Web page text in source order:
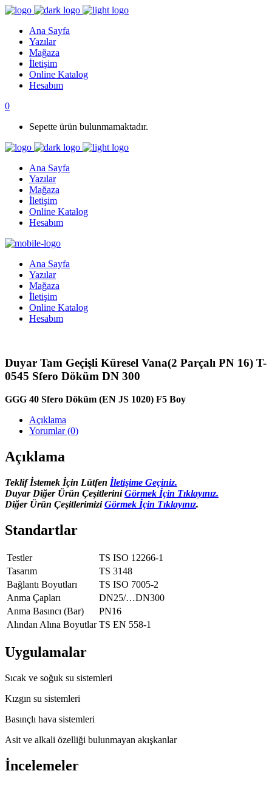
Ana Sayfa
Yazılar
Mağaza
İletişim
Online Katalog
Hesabım
0
Sepette ürün bulunmamaktadır.
Ana Sayfa
Yazılar
Mağaza
İletişim
Online Katalog
Hesabım
Ana Sayfa
Yazılar
Mağaza
İletişim
Online Katalog
Hesabım
Duyar Tam Geçişli Küresel Vana(2 Parçalı PN 16) T-
0545 Sfero Döküm DN 300
GGG 40 Sfero Döküm (EN JS 1020) F5 Boy
Açıklama
Yorumlar (0)
Açıklama
Teklif İstemek İçin Lütfen İletişime Geçiniz.
Duyar Diğer Ürün ÇeşitleriniGörmek İçin Tıklayınız.
Diğer Ürün ÇeşitlerimiziGörmek İçin Tıklayınız.
Standartlar
Testler
TS ISO 12266-1
Tasarım
TS 3148
Bağlantı Boyutları
TS ISO 7005-2
Anma Çapları
DN25/…DN300
Anma Basıncı (Bar)
PN16
Alından Alına Boyutlar TS EN 558-1
Uygulamalar
Sıcak ve soğuk su sistemleri
Kızgın su sistemleri
Basınçlı hava sistemleri
Asit ve alkali özelliği bulunmayan akışkanlar
İncelemeler